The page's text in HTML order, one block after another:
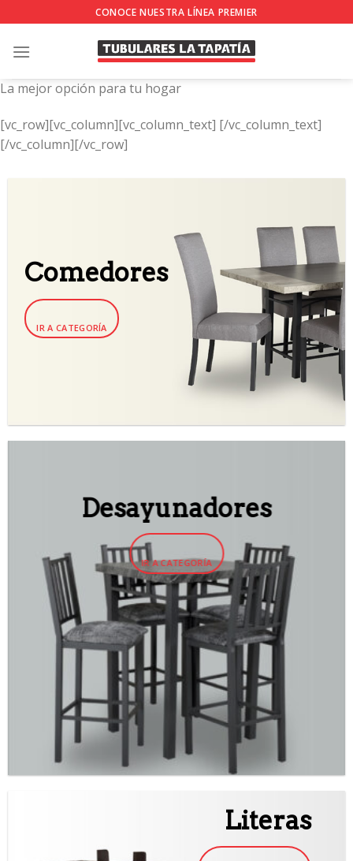
to
content
CONOCE NUESTRA LÍNEA PREMIER
La mejor opción para tu hogar
[vc_row][vc_column][vc_column_text] [/vc_column_text]
[/vc_column][/vc_row]
Comedores
IR A CATEGORÍA
Desayunadores
IR A CATEGORÍA
Literas